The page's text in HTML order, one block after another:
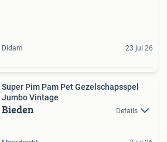
Didam 23 jul 26
Super Pim Pam Pet Gezelschapsspel
Jumbo Vintage
Bieden Details